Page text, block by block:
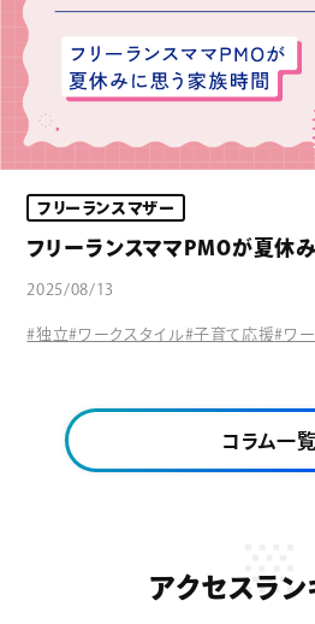
フリーランスマザー
フリーランスママPMOが夏休
2025/08/13
#独立#ワークスタイル#子育て応援#ワ
コラム一覧
アクセスラ